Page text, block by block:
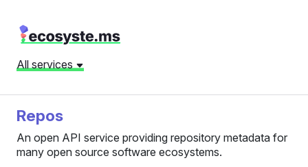
All services
Repos
An open API service providing repository metadata for
many open source software ecosystems.